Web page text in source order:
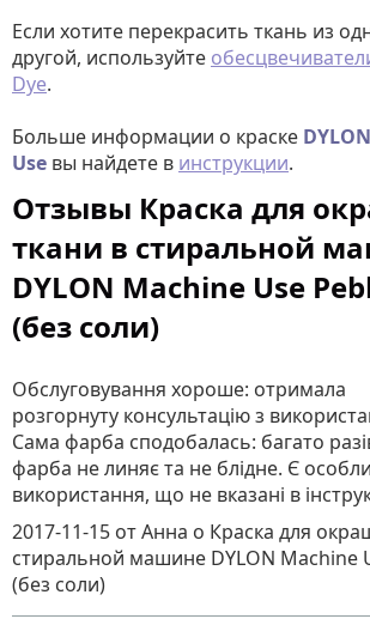
Если хотите перекрасить ткань из
другой, используйте
Dye.
Больше информации о краске
Use вы найдете в инструкции.
Отзывы Краска для
ткани в стиральной
DYLON Machine Use
(без соли)
Обслуговування хороше: отримала
розгорнуту консультацію з
Сама фарба сподобалась: багато
фарба не линяє та не блідне. Є
використання, що не вказані в
2017-11-15 от Анна о Краска для
стиральной машине DYLON Machine
(без соли)